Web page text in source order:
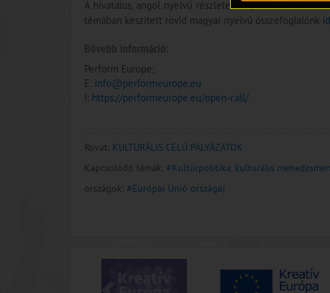
A hivatalos, angol nyelvű részletes Pályázati Útmutató
témában készített rövid magyar nyelvű összefoglalónk
Perform Europe;
E: info@performeurope.eu
I: https://performeurope.eu/open-call/
Rovat: KULTURÁLIS CÉLÚ PÁLYÁZATOK
Kapcsolódó témák: #Kultúrpolitika, kulturális
országok: #Európai Unió országai